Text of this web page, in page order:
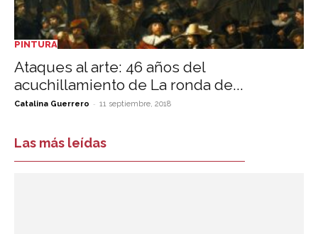
PINTURA
Ataques al arte: 46 años del
acuchillamiento de La ronda de...
Catalina Guerrero - 11 septiembre, 2018
Las más leídas